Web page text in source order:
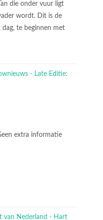
die onder vuur ligt
wordt. Dit is de
te beginnen met
extra informatie